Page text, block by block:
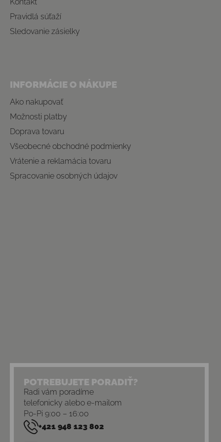
Pravidlá súťaží
Sledovanie zásielky
INFORMÁCIE O NÁKUPE
Ako nakupovať
Možnosti platby
Doprava tovaru
Všeobecné obchodné podmienky
Vrátenie a reklamácia tovaru
Spracovanie osobných údajov
POTREBUJETE PORADIŤ?
Radi vám poradíme
telefonicky alebo e-mailom
Po-Pi 9:00 – 16:00
+421 948 123 802